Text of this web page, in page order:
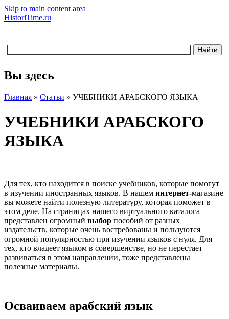
Skip to main content area
HistoriTime.ru
Вы здесь
Главная » Статьи » УЧЕБНИКИ АРАБСКОГО ЯЗЫКА
УЧЕБНИКИ АРАБСКОГО
ЯЗЫКА
Для тех, кто находится в поиске учебников, которые помогут
в изучении иностранных языков. В нашем интернет-магазине
вы можете найти полезную литературу, которая поможет в
этом деле. На страницах нашего виртуального каталога
представлен огромный выбор пособий от разных
издательств, которые очень востребованы и пользуются
огромной популярностью при изучении языков с нуля. Для
тех, кто владеет языком в совершенстве, но не перестает
развиваться в этом направлении, тоже представлены
полезные материалы.
Осваиваем арабский язык